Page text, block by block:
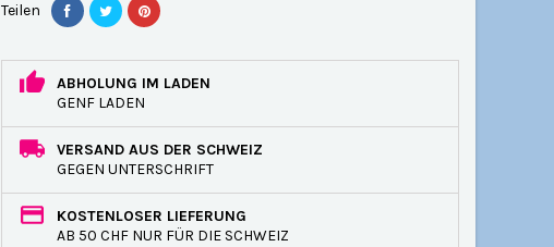
Teilen
ABHOLUNG IM LADEN
GENF LADEN
VERSAND AUS DER SCHWEIZ
GEGEN UNTERSCHRIFT
KOSTENLOSER LIEFERUNG
AB 50 CHF NUR FÜR DIE SCHWEIZ